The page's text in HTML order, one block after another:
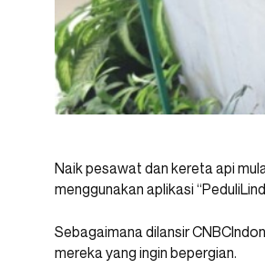
Naik pesawat dan kereta api
menggunakan aplikasi
Sebagaimana dilansir
mereka yang ingin bepergian.